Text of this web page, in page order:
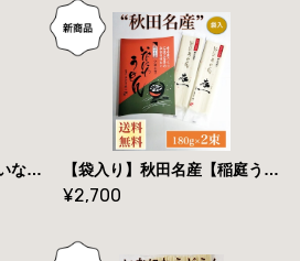
【箱入り】秋田名産【真いなにわうどん】８０g×５束（つゆ付×５個）【手作り技法】【送料無料】 【袋入り】秋田名産【稲庭うどん】１８０g×２束【手作り技法】【送料無料】
¥2,700